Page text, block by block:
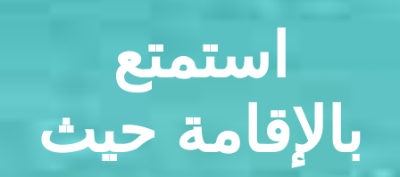
استمتع
بالإقامة حيث